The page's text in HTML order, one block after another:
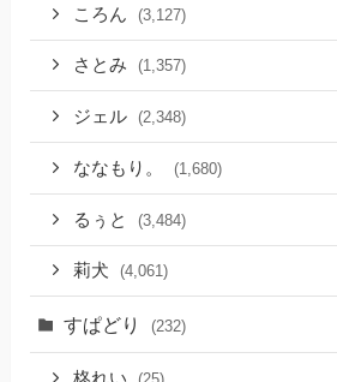
ころん (3,127)
さとみ (1,357)
ジェル (2,348)
ななもり。 (1,680)
るぅと (3,484)
莉犬 (4,061)
すぱどり (232)